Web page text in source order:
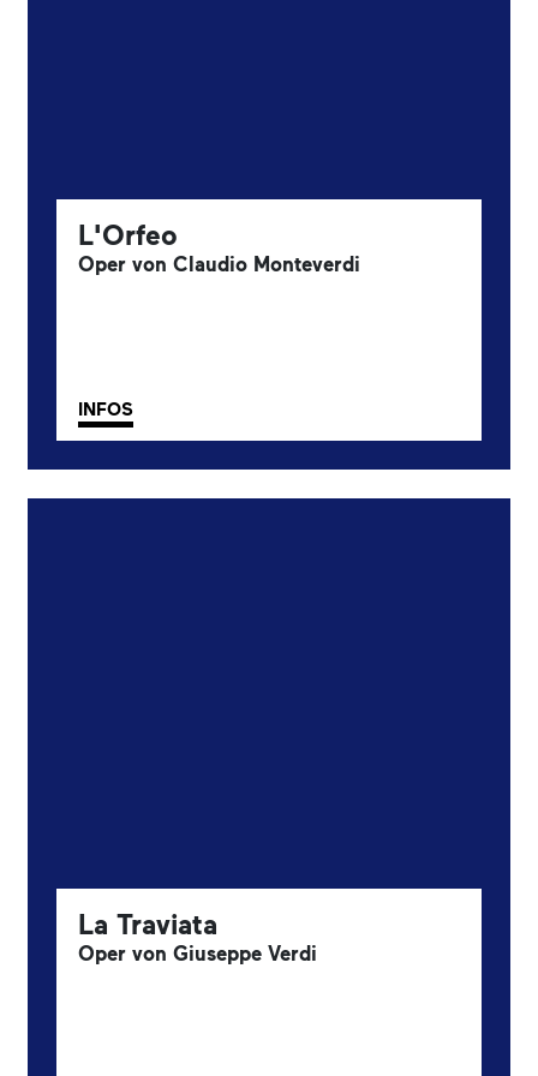
L'Orfeo
Oper von Claudio Monteverdi
INFOS
La Traviata
Oper von Giuseppe Verdi